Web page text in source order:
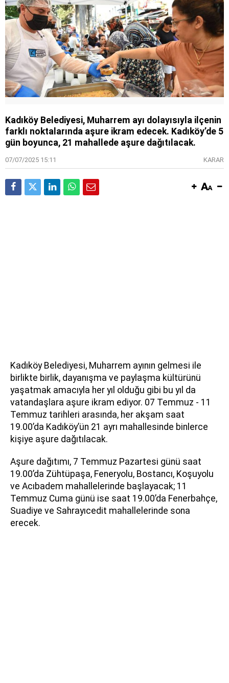
Kadıköy Belediyesi, Muharrem ayı dolayısıyla ilçenin
farklı noktalarında aşure ikram edecek. Kadıköy’de 5
gün boyunca, 21 mahallede aşure dağıtılacak.
07/07/2025 15:11 KARAR
Kadıköy Belediyesi, Muharrem ayının gelmesi ile
birlikte birlik, dayanışma ve paylaşma kültürünü
yaşatmak amacıyla her yıl olduğu gibi bu yıl da
vatandaşlara aşure ikram ediyor. 07 Temmuz - 11
Temmuz tarihleri arasında, her akşam saat
19.00’da Kadıköy’ün 21 ayrı mahallesinde binlerce
kişiye aşure dağıtılacak.
Aşure dağıtımı, 7 Temmuz Pazartesi günü saat
19.00’da Zühtüpaşa, Feneryolu, Bostancı, Koşuyolu
ve Acıbadem mahallelerinde başlayacak; 11
Temmuz Cuma günü ise saat 19.00’da Fenerbahçe,
Suadiye ve Sahrayıcedit mahallelerinde sona
erecek.